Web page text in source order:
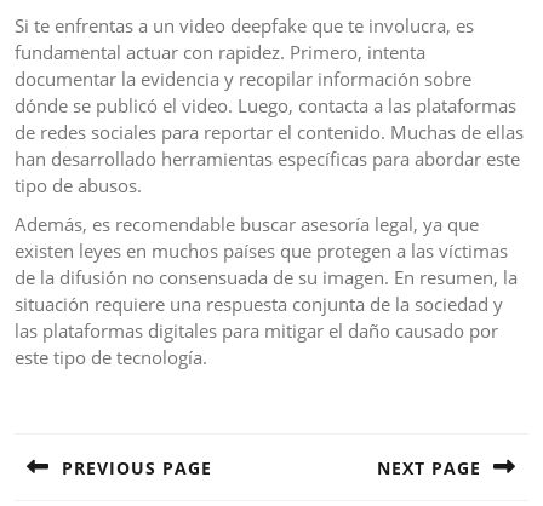
Si te enfrentas a un video deepfake que te involucra, es
fundamental actuar con rapidez. Primero, intenta
documentar la evidencia y recopilar información sobre
dónde se publicó el video. Luego, contacta a las plataformas
de redes sociales para reportar el contenido. Muchas de ellas
han desarrollado herramientas específicas para abordar este
tipo de abusos.
Además, es recomendable buscar asesoría legal, ya que
existen leyes en muchos países que protegen a las víctimas
de la difusión no consensuada de su imagen. En resumen, la
situación requiere una respuesta conjunta de la sociedad y
las plataformas digitales para mitigar el daño causado por
este tipo de tecnología.
PREVIOUS PAGE NEXT PAGE